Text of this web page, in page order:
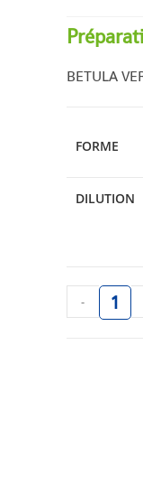
BETULA
FORME
DILUTION
-